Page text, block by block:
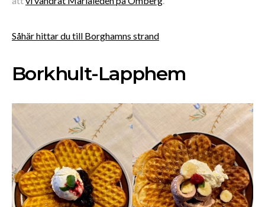
Såhär hittar du till Borghamns strand
Borkhult-Lapphem